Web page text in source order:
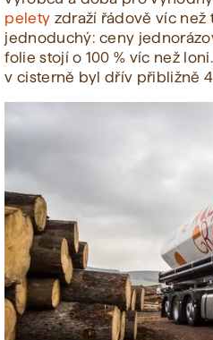
pelety zdraží řádově víc než
jednoduchý: ceny
folie stojí o 100 % víc než
v cisterně byl dřív přibližně